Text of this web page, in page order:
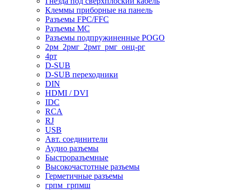
Клеммы приборные на панель
Разъемы FPC/FFC
Разъемы MC
Разъемы подпружиненные POGO
2рм_2рмг_2рмт_рмг_онц-рг
4рт
D-SUB
D-SUB переходники
DIN
HDMI / DVI
IDC
RCA
RJ
USB
Авт. соединители
Аудио разъемы
Быстроразъемные
Высокочастотные разъемы
Герметичные разъемы
грпм_грпмш